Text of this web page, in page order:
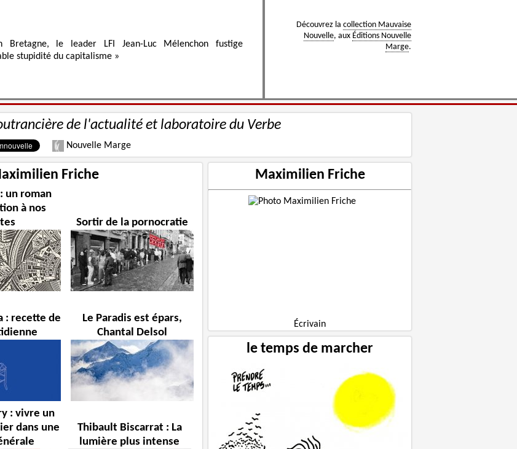
Bretagne, le leader LFI Jean-Luc Mélenchon fustige
stupidité du capitalisme »
Découvrez la collection Mauvaise
Nouvelle, aux Éditions Nouvelle
Marge.
de l'actualité et laboratoire du Verbe
Nouvelle Marge
Friche
un roman
à nos
Sortir de la pornocratie
: recette de
Le Paradis est épars,
Chantal Delsol
: vivre un
dans une
Thibault Biscarrat : La
lumière plus intense
Maximilien Friche
Écrivain
le temps de marcher